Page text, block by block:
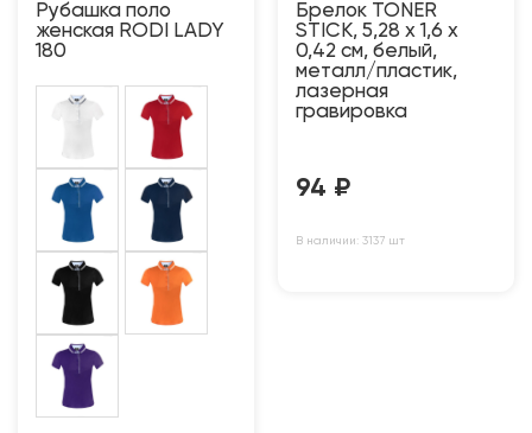
Рубашка поло
женская RODI LADY
180
Брелок TONER
STICK, 5,28 x 1,6 x
0,42 см, белый,
металл/пластик,
лазерная
гравировка
94 ₽
В наличии: 3137 шт